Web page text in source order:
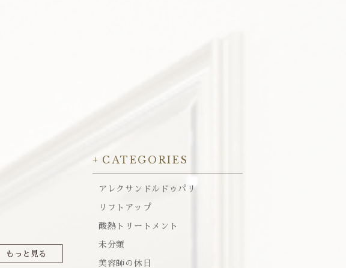
もっと見る
CATEGORIES
アレクサンドルドゥパリ
リフトアップ
酸熱トリートメント
未分類
美容師の休日